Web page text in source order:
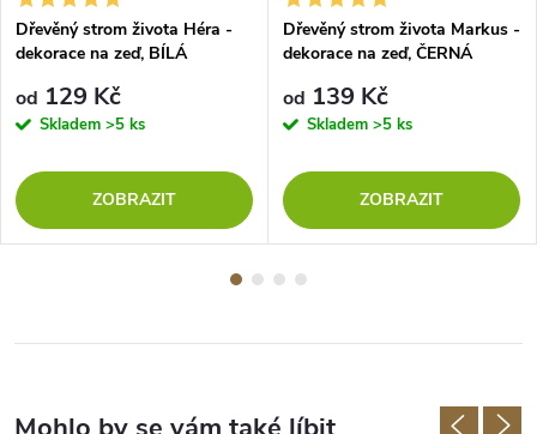
Dřevěný strom života Héra -
dekorace na zeď, BÍLÁ
od 129 Kč
Skladem >5 ks
ZOBRAZIT
Dřevěný strom života Markus -
dekorace na zeď, ČERNÁ
od 139 Kč
Skladem >5 ks
ZOBRAZIT